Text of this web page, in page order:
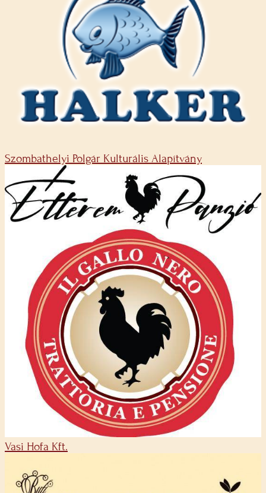
Szombathelyi Polgár Kulturális Alapítvány
Vasi Hofa Kft.